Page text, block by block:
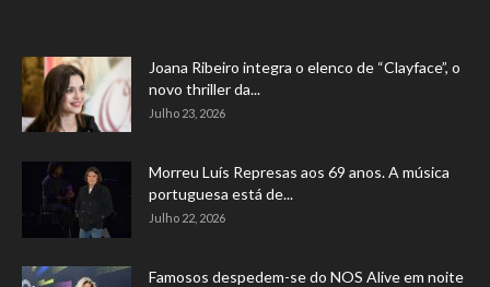
Joana Ribeiro integra o elenco de “Clayface”, o
novo thriller da...
Julho 23, 2026
Morreu Luís Represas aos 69 anos. A música
portuguesa está de...
Julho 22, 2026
Famosos despedem-se do NOS Alive em noite